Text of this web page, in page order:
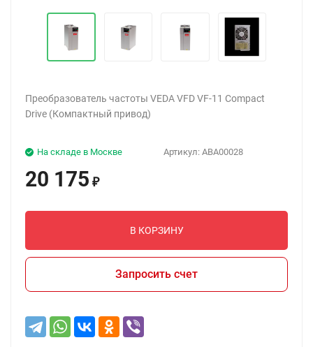
Преобразователь частоты VEDA VFD VF-11 Compact
Drive (Компактный привод)
Артикул: ABA00028
На складе в Москве
20 175 ₽
В КОРЗИНУ
Запросить счет